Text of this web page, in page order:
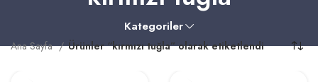
Kategoriler
Ana Sayfa Ürünler “kırmızı tuğla” olarak etiketlendi